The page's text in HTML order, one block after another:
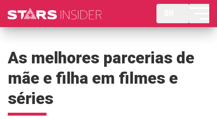
As melhores parcerias de
mãe e filha em filmes e
séries